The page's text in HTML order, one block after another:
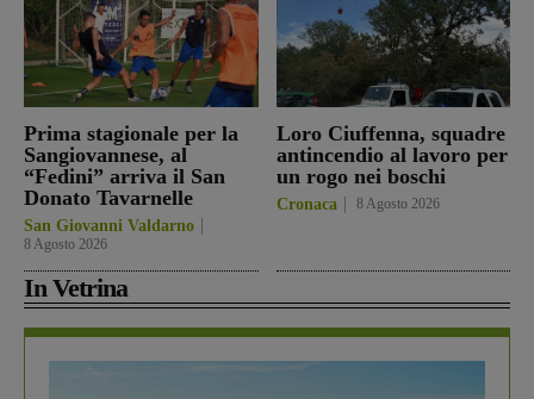
Prima stagionale per la
Sangiovannese, al
“Fedini” arriva il San
Donato Tavarnelle
San Giovanni Valdarno
8 Agosto 2026
Loro Ciuffenna, squadre
antincendio al lavoro per
un rogo nei boschi
Cronaca 8 Agosto 2026
In Vetrina